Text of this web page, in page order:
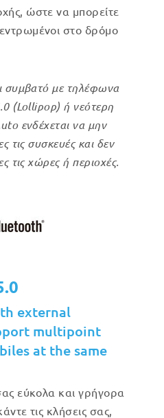
ώστε να μπορείτε
στο δρόμο
συμβατό με τηλέφωνα
(Lollipop) ή νεότερη
ενδέχεται να μην
τις συσκευές και δεν
τις χώρες ή περιοχές.
external
multipoint
at the same
εύκολα και γρήγορα
τις κλήσεις σας,